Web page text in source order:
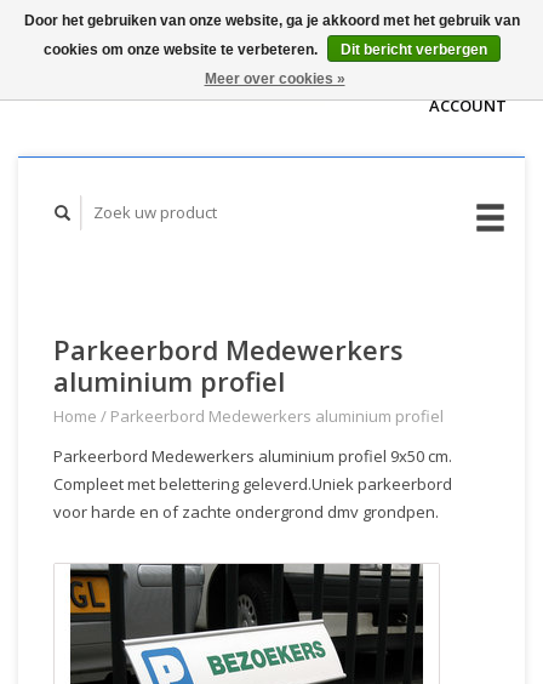
WINKELWAGEN
ACCOUNT
Parkeerbord Medewerkers
aluminium profiel
Home / Parkeerbord Medewerkers aluminium profiel
Parkeerbord Medewerkers aluminium profiel 9x50 cm.
Compleet met belettering geleverd.Uniek parkeerbord
voor harde en of zachte ondergrond dmv grondpen.
Door het gebruiken van onze website, ga je akkoord met het gebruik van
cookies om onze website te verbeteren.
Dit bericht verbergen
Meer over cookies »